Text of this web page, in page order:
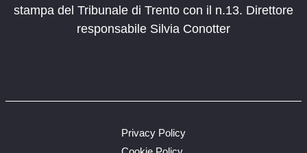
stampa del Tribunale di Trento con il n.13. Direttore
responsabile Silvia Conotter
Privacy Policy